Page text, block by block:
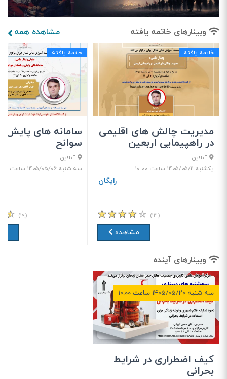
وبینارهای خاتمه یافته مشاهده همه
خاتمه یافته
مدیریت چالش های اقلیمی
در راهپیمایی اربعین
آنلاین
یکشنبه ۱۴۰۵/۰۵/۱۱ ساعت ۱۰:۰۰
رایگان
(۱۳)
مشاهده
خاتمه یافته
سامانه های پایش
سوانح
آنلاین
سه شنبه ۱۴۰۵/۰۵/۰۶ ساعت ۱۰:۰۰
(۱۹)
وبینارهای آینده
سه شنبه ۱۴۰۵/۰۵/۲۰ ساعت ۱۰:۰۰
کیف اضطراری در شرایط
بحرانی